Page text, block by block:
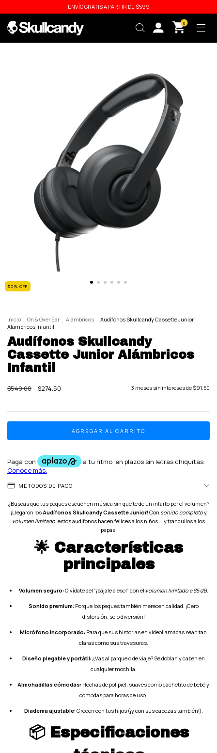
ENVÍO GRATIS A PARTIR DE $599
0
50% OFF
Inicio On & Over Ear Alámbricos
Audífonos Skullcandy Cassette Junior
Alámbricos Infantil
Audífonos Skullcandy
Cassette Junior Alámbricos
Infantil
$549.00 $274.50 3 meses sin intereses de $91.50
MÉTODOS DE PAGO
¿Buscas que tus peques escuchen música sin que te de un infarto por el volumen?
¡Llegaron los Audífonos Skullcandy Cassette Junior! Con sonido completoy
volumen limitado , estos audífonos hacen felices a los niños… ¡y tranquilos a los
papás!
🌟 Características
principales
Volumen seguro:Olvídate del “¡bájale a eso!” con el volumen limitado a 85 dB.
Sonido premium:Porque los peques también merecen calidad. ¡Cero
distorsión, solo diversión!
Micrófono incorporado: Para que sus historias en videollamadas sean tan
claras como sus travesuras.
Diseño plegable y portátil:¿Vas al parque o de viaje? Se doblan y caben en
cualquier mochila.
Almohadillas cómodas: Hechas de polipiel, suaves como cachetito de bebé y
cómodas para horas de uso.
Diadema ajustable:Crecen con tus hijos (¡y con sus cabezas también!).
📦 Especificaciones